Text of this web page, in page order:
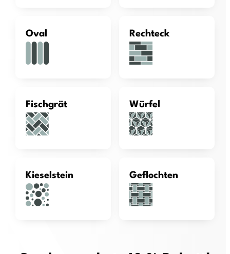
Oval Rechteck
Fischgrät Würfel
Kieselstein Geflochten